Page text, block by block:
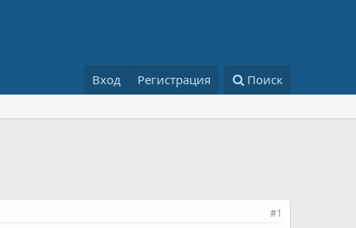
Вход Регистрация Поиск
#1